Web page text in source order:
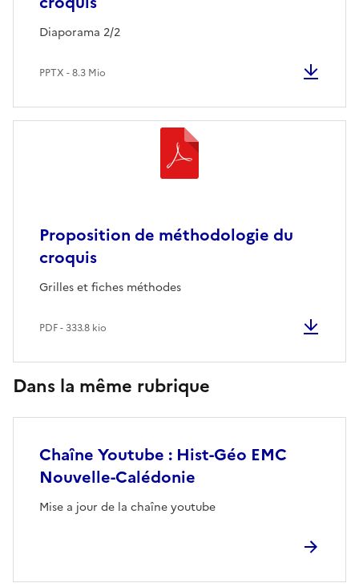
Diaporama 2/2
PPTX - 8.3 Mio
Proposition de méthodologie du
croquis
Grilles et fiches méthodes
PDF - 333.8 kio
Dans la même rubrique
Chaîne Youtube : Hist-Géo EMC
Nouvelle-Calédonie
Mise a jour de la chaîne youtube